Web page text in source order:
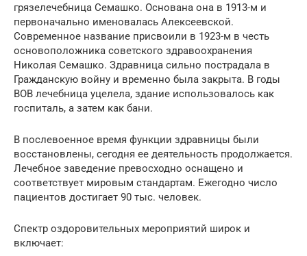
грязелечебница Семашко. Основана она в 1913-м и
первоначально именовалась Алексеевской.
Современное название присвоили в 1923-м в честь
основоположника советского здравоохранения
Николая Семашко. Здравница сильно пострадала в
Гражданскую войну и временно была закрыта. В годы
ВОВ лечебница уцелела, здание использовалось как
госпиталь, а затем как бани.
В послевоенное время функции здравницы были
восстановлены, сегодня ее деятельность продолжается.
Лечебное заведение превосходно оснащено и
соответствует мировым стандартам. Ежегодно число
пациентов достигает 90 тыс. человек.
Спектр оздоровительных мероприятий широк и
включает: